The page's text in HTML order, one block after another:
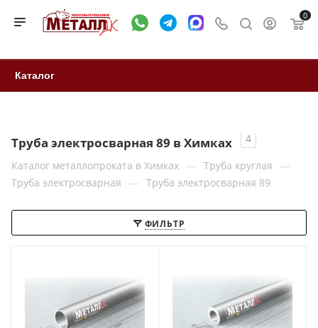
0
Каталог
Труба электросварная 89 в Химках
4
Каталог металлопроката в Химках — Труба круглая —
Труба электросварная — Труба электросварная 89
ФИЛЬТР